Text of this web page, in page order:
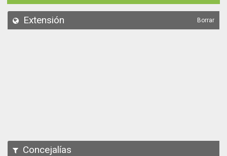
API
Extensión Borrar
Concejalías